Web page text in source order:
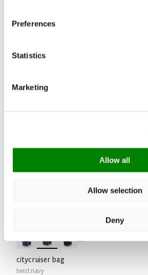
Preferences
Statistics
Marketing
Allow all
Allow selection
Deny
citycruiser
Preis
citycruiser bag
twist navy